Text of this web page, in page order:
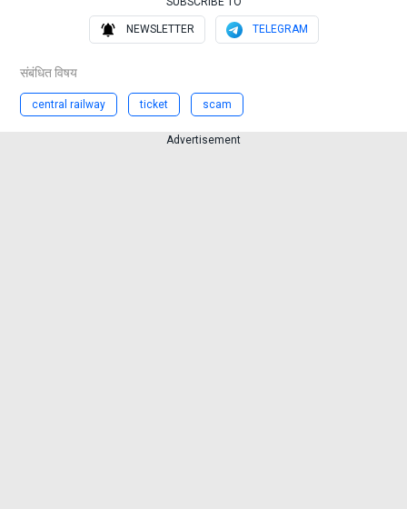
NEWSLETTER TELEGRAM
संबंधित विषय
central railway ticket scam
Advertisement